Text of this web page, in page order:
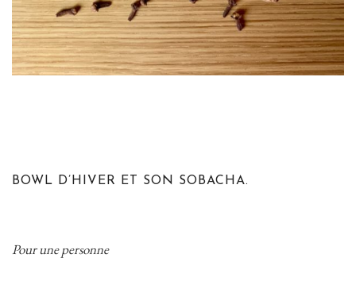
BOWL D’HIVER ET SON SOBACHA.
Pour une personne